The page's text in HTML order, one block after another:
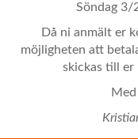
Söndag 3/
Då ni anmält er
möjligheten att
skickas till er